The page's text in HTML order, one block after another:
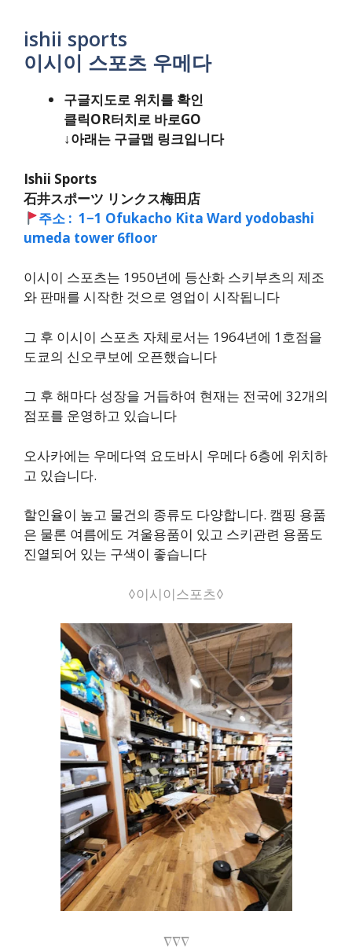
ishii sports
이시이 스포츠 우메다
구글지도로 위치를 확인
클릭OR터치로 바로GO
↓아래는 구글맵 링크입니다
Ishii Sports
石井スポーツ リンクス梅田店
주소 : 1−1 Ofukacho Kita Ward yodobashi
umeda tower 6floor
이시이 스포츠는 1950년에 등산화 스키부츠의 제조
와 판매를 시작한 것으로 영업이 시작됩니다
그 후 이시이 스포츠 자체로서는 1964년에 1호점을
도쿄의 신오쿠보에 오픈했습니다
그 후 해마다 성장을 거듭하여 현재는 전국에 32개의
점포를 운영하고 있습니다
오사카에는 우메다역 요도바시 우메다 6층에 위치하
고 있습니다.
할인율이 높고 물건의 종류도 다양합니다. 캠핑 용품
은 물론 여름에도 겨울용품이 있고 스키관련 용품도
진열되어 있는 구색이 좋습니다
◊이시이스포츠◊
∇∇∇